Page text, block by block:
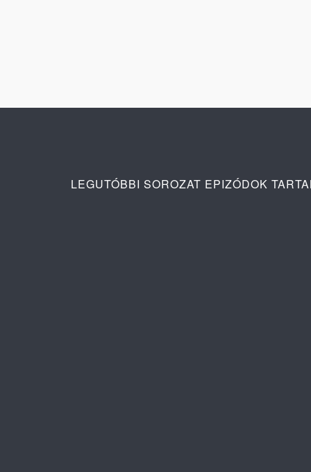
LEGUTÓBBI SOROZAT EPIZÓDOK